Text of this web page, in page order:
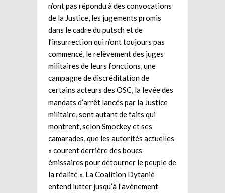
n’ont pas répondu à des convocations
de la Justice, les jugements promis
dans le cadre du putsch et de
l’insurrection qui n’ont toujours pas
commencé, le relèvement des juges
militaires de leurs fonctions, une
campagne de discréditation de
certains acteurs des OSC, la levée des
mandats d’arrêt lancés par la Justice
militaire, sont autant de faits qui
montrent, selon Smockey et ses
camarades, que les autorités actuelles
« courent derrière des boucs-
émissaires pour détourner le peuple de
la réalité ». La Coalition Dytaniè
entend lutter jusqu’à l’avènement